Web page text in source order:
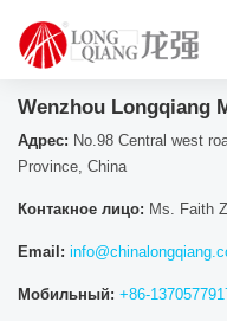
Wenzhou Longqiang
Адрес: No.98 Central west
Province, China
Контакное лицо: Ms. Faith
Email:
Мобильный: +86-